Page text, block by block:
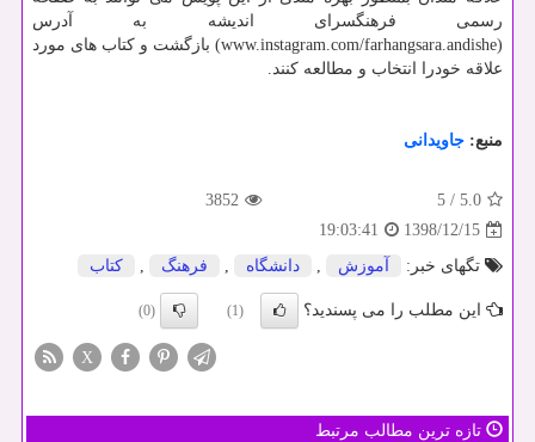
رسمی فرهنگسرای اندیشه به آدرس
(www.instagram.com/farhangsara.andishe) بازگشت و كتاب های مورد
علاقه خودرا انتخاب و مطالعه كنند.
منبع: جاویدانی
5.0
/
5
3852
1398/12/15
19:03:41
تگهای خبر:
آموزش , دانشگاه , فرهنگ , كتاب
این مطلب را می پسندید؟ (1)
(0)
X
تازه ترین مطالب مرتبط